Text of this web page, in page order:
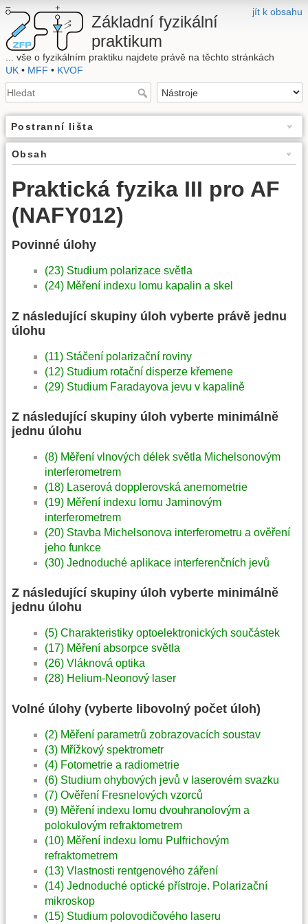
jít k obsahu
Základní fyzikální
praktikum
... vše o fyzikálním praktiku najdete právě na těchto stránkách
UK • MFF • KVOF
Postranní lišta
Obsah
Praktická fyzika III pro AF
(NAFY012)
Povinné úlohy
(23) Studium polarizace světla
(24) Měření indexu lomu kapalin a skel
Z následující skupiny úloh vyberte právě jednu
úlohu
(11) Stáčení polarizační roviny
(12) Studium rotační disperze křemene
(29) Studium Faradayova jevu v kapalině
Z následující skupiny úloh vyberte minimálně
jednu úlohu
(8) Měření vlnových délek světla Michelsonovým
interferometrem
(18) Laserová dopplerovská anemometrie
(19) Měření indexu lomu Jaminovým
interferometrem
(20) Stavba Michelsonova interferometru a ověření
jeho funkce
(30) Jednoduché aplikace interferenčních jevů
Z následující skupiny úloh vyberte minimálně
jednu úlohu
(5) Charakteristiky optoelektronických součástek
(17) Měření absorpce světla
(26) Vláknová optika
(28) Helium-Neonový laser
Volné úlohy (vyberte libovolný počet úloh)
(2) Měření parametrů zobrazovacích soustav
(3) Mřížkový spektrometr
(4) Fotometrie a radiometrie
(6) Studium ohybových jevů v laserovém svazku
(7) Ověření Fresnelových vzorců
(9) Měření indexu lomu dvouhranolovým a
polokulovým refraktometrem
(10) Měření indexu lomu Pulfrichovým
refraktometrem
(13) Vlastnosti rentgenového záření
(14) Jednoduché optické přístroje. Polarizační
mikroskop
(15) Studium polovodičového laseru